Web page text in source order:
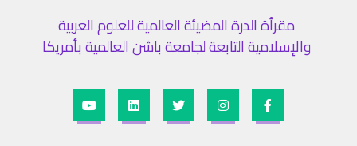
مقرأة الدرة المضيئة العالمية للعلوم العربية
والإسلامية التابعة لجامعة باشن العالمية بأمريكا